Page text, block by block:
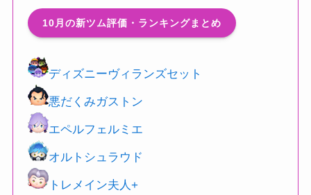
10月の新ツム評価・ランキングまとめ
ディズニーヴィランズセット
悪だくみガストン
エペルフェルミエ
オルトシュラウド
トレメイン夫人+